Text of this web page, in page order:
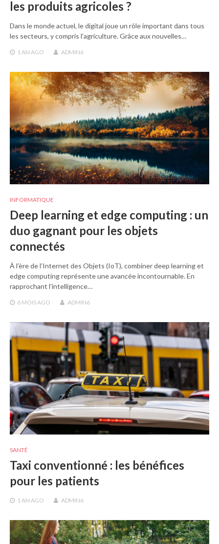
les produits agricoles ?
Dans le monde actuel, le digital joue un rôle important dans tous
les secteurs, y compris l’agriculture. Grâce aux nouvelles…
1 AN AGO ADMIN6
INFORMATIQUE
Deep learning et edge computing : un
duo gagnant pour les objets
connectés
À l’ère de l’Internet des Objets (IoT), combiner deep learning et
edge computing représente une avancée incontournable. En
rapprochant l’intelligence…
6 MOIS AGO ADMIN6
SANTÉ
Taxi conventionné : les bénéfices
pour les patients
1 AN AGO ADMIN6